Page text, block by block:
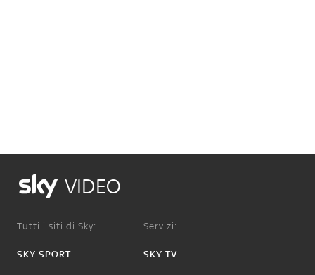
VIDEO
Tutti i siti di Sky:
SKY SPORT
Servizi:
SKY TV